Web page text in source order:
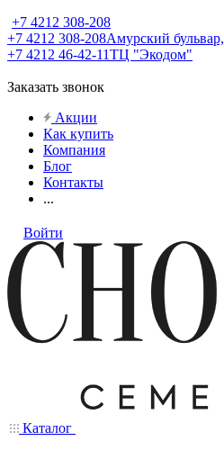
+7 4212 308-208
+7 4212 308-208Амурский
+7 4212 46-42-11ТЦ "Экодом"
Заказать звонок
Акции
Как купить
Компания
Блог
Контакты
...
Войти
Каталог